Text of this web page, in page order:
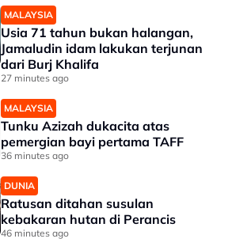
MALAYSIA
Usia 71 tahun bukan halangan,
Jamaludin idam lakukan terjunan
dari Burj Khalifa
27 minutes ago
MALAYSIA
Tunku Azizah dukacita atas
pemergian bayi pertama TAFF
36 minutes ago
DUNIA
Ratusan ditahan susulan
kebakaran hutan di Perancis
46 minutes ago